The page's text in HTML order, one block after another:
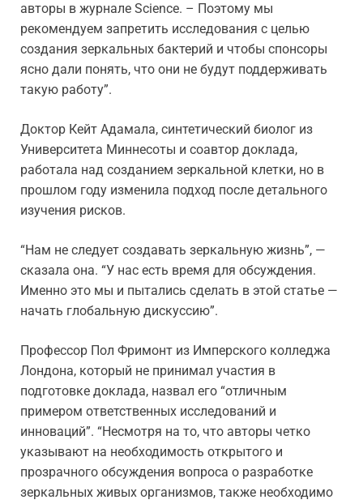
авторы в журнале Science. – Поэтому мы
рекомендуем запретить исследования с целью
создания зеркальных бактерий и чтобы спонсоры
ясно дали понять, что они не будут поддерживать
такую работу”.
Доктор Кейт Адамала, синтетический биолог из
Университета Миннесоты и соавтор доклада,
работала над созданием зеркальной клетки, но в
прошлом году изменила подход после детального
изучения рисков.
“Нам не следует создавать зеркальную жизнь”, —
сказала она. “У нас есть время для обсуждения.
Именно это мы и пытались сделать в этой статье —
начать глобальную дискуссию”.
Профессор Пол Фримонт из Имперского колледжа
Лондона, который не принимал участия в
подготовке доклада, назвал его “отличным
примером ответственных исследований и
инноваций”. “Несмотря на то, что авторы четко
указывают на необходимость открытого и
прозрачного обсуждения вопроса о разработке
зеркальных живых организмов, также необходимо